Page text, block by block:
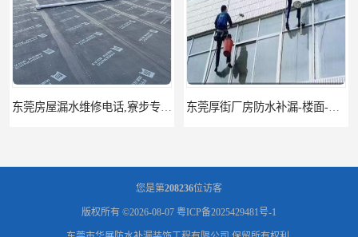
您是第208236位访客
版权所有 ©2026-08-07 粤ICP备2025429481号-1